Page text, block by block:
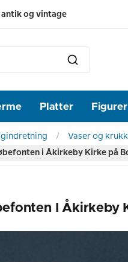
antik og vintage
Platter Figurer
Vaser og
i Åkirkeby Kirke på
I Åkirkeby